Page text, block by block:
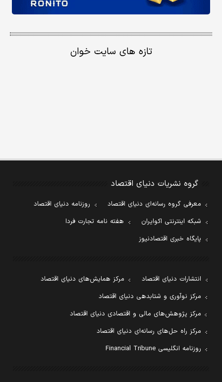
تازه های سایت خوان
گروه نشریات دنیای اقتصاد
معرفی گروه رسانه‌ای دنیای اقتصاد
روزنامه دنیای اقتصاد
شبکه اینترنتی اکوایران
هفته نامه تجارت فردا
پایگاه خبری اقتصادنیوز
انتشارات دنیای اقتصاد
مرکز همایش‌های دنیای اقتصاد
مرکز نوآوری و شتابدهی دنیای اقتصاد
مرکز پژوهش‌های مالی و اقتصادی دنیای اقتصاد
مرکز راه حل‌های رسانه‌ای دنیای اقتصاد
روزنامه انگلیسی Financial Tribune